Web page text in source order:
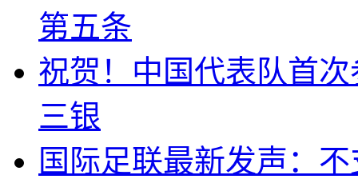
第五条
祝贺！中国代表队首
三银
国际足联最新发声：